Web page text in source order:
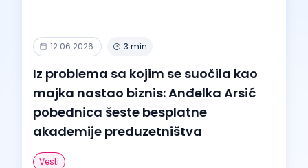
12.06.2026. 3 min
Iz problema sa kojim se suočila kao
majka nastao biznis: Anđelka Arsić
pobednica šeste besplatne
akademije preduzetništva
Vesti